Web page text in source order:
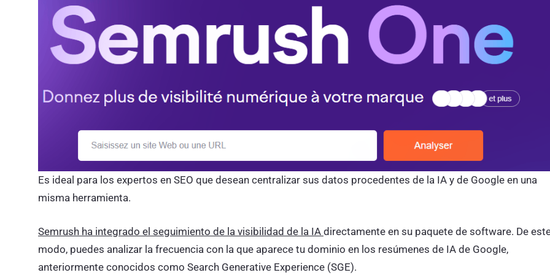
Es ideal para los expertos en SEO que desean centralizar sus datos procedentes de la IA y de Google en una
misma herramienta.
Semrush ha integrado el seguimiento de la visibilidad de la IA directamente en su paquete de software. De
modo, puedes analizar la frecuencia con la que aparece tu dominio en los resúmenes de IA de Google,
anteriormente conocidos como Search Generative Experience (SGE).